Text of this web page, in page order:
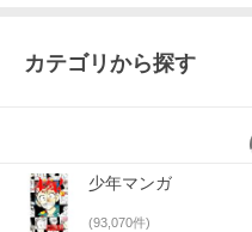
カテゴリから探す
少年マンガ
(93,070件)